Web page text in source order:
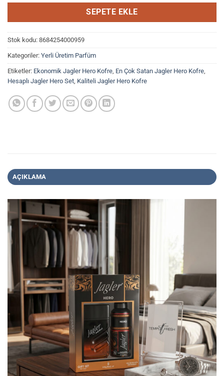
SEPETE EKLE
Stok kodu: 8684254000959
Kategoriler: Yerli Üretim Parfüm
Etiketler: Ekonomik Jagler Hero Kofre, En Çok Satan Jagler Hero Kofre,
Hesaplı Jagler Hero Set, Kaliteli Jagler Hero Kofre
AÇIKLAMA